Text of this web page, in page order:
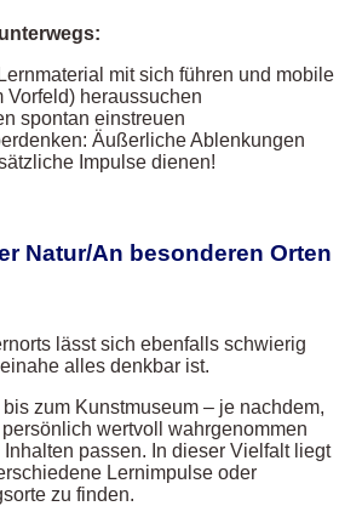
mit sich führen und mobile
Vorfeld) heraussuchen
spontan einstreuen
Äußerliche Ablenkungen
Impulse dienen!
Natur/An besonderen Orten
lässt sich ebenfalls schwierig
alles denkbar ist.
zum Kunstmuseum – je nachdem,
wertvoll wahrgenommen
passen. In dieser Vielfalt liegt
Lernimpulse oder
zu finden.